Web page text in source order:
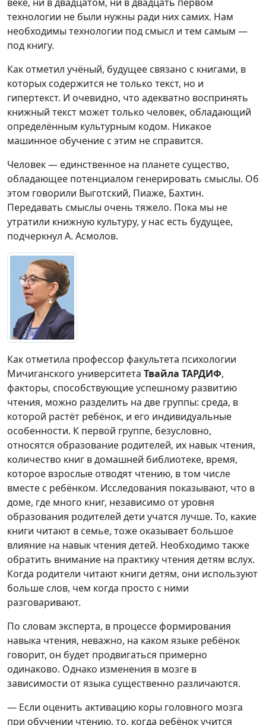
технологии не были нужны ради них самих. Нам
необходимы технологии под смысл и тем самым —
под книгу.
Как отметил учёный, будущее связано с книгами, в
которых содержится не только текст, но и
гипертекст. И очевидно, что адекватно воспринять
книжный текст может только человек, обладающий
определённым культурным кодом. Никакое
машинное обучение с этим не справится.
Человек — единственное на планете существо,
обладающее потенциалом генерировать смыслы. Об
этом говорили Выготский, Пиаже, Бахтин.
Передавать смыслы очень тяжело. Пока мы не
утратили книжную культуру, у нас есть будущее,
подчеркнул А. Асмолов.
Как отметила профессор факультета психологии
Мичиганского университета Твайла ТАРДИФ,
факторы, способствующие успешному развитию
чтения, можно разделить на две группы: среда, в
которой растёт ребёнок, и его индивидуальные
особенности. К первой группе, безусловно,
относятся образование родителей, их навык чтения,
количество книг в домашней библиотеке, время,
которое взрослые отводят чтению, в том числе
вместе с ребёнком. Исследования показывают, что в
доме, где много книг, независимо от уровня
образования родителей дети учатся лучше. То, какие
книги читают в семье, тоже оказывает большое
влияние на навык чтения детей. Необходимо также
обратить внимание на практику чтения детям вслух.
Когда родители читают книги детям, они используют
больше слов, чем когда просто с ними
разговаривают.
По словам эксперта, в процессе формирования
навыка чтения, неважно, на каком языке ребёнок
говорит, он будет продвигаться примерно
одинаково. Однако изменения в мозге в
зависимости от языка существенно различаются.
— Если оценить активацию коры головного мозга
при обучении чтению, то, когда ребёнок учится